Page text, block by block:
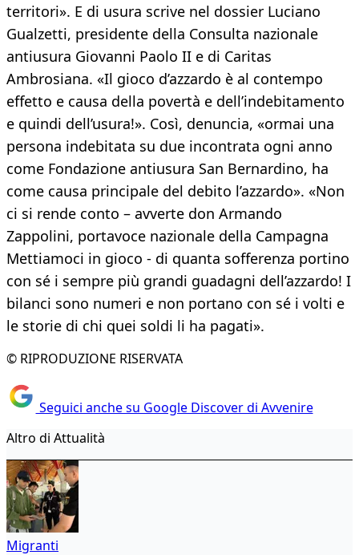
territori». E di usura scrive nel dossier Luciano
Gualzetti, presidente della Consulta nazionale
antiusura Giovanni Paolo II e di Caritas
Ambrosiana. «Il gioco d’azzardo è al contempo
effetto e causa della povertà e dell’indebitamento
e quindi dell’usura!». Così, denuncia, «ormai una
persona indebitata su due incontrata ogni anno
come Fondazione antiusura San Bernardino, ha
come causa principale del debito l’azzardo». «Non
ci si rende conto – avverte don Armando
Zappolini, portavoce nazionale della Campagna
Mettiamoci in gioco - di quanta sofferenza portino
con sé i sempre più grandi guadagni dell’azzardo! I
bilanci sono numeri e non portano con sé i volti e
le storie di chi quei soldi li ha pagati».
© RIPRODUZIONE RISERVATA
Seguici anche su Google Discover di Avvenire
Altro di Attualità
Migranti